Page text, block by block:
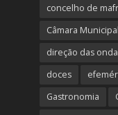
concelho de
Câmara
direção das
doces
Gastronomia